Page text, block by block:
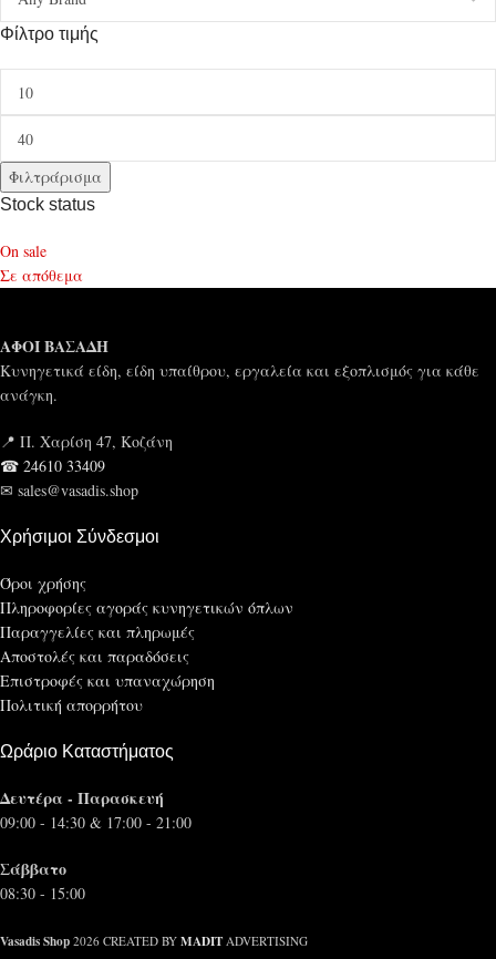
Φίλτρο τιμής
Φιλτράρισμα
Stock status
On sale
Σε απόθεμα
ΑΦΟΙ ΒΑΣΑΔΗ
Κυνηγετικά είδη, είδη υπαίθρου, εργαλεία και εξοπλισμός για κάθε
ανάγκη.
📍 Π. Χαρίση 47, Κοζάνη
☎ 24610 33409
✉ sales@vasadis.shop
Χρήσιμοι Σύνδεσμοι
Όροι χρήσης
Πληροφορίες αγοράς κυνηγετικών όπλων
Παραγγελίες και πληρωμές
Αποστολές και παραδόσεις
Επιστροφές και υπαναχώρηση
Πολιτική απορρήτου
Ωράριο Καταστήματος
Δευτέρα - Παρασκευή
09:00 - 14:30 & 17:00 - 21:00
Σάββατο
08:30 - 15:00
Vasadis Shop 2026 CREATED BY MADIT ADVERTISING